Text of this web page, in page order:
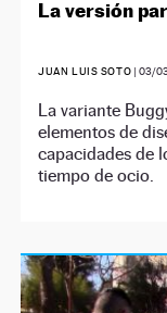
La versión
JUAN LUIS SOTO |03/
La variante
elementos de
capacidades de
tiempo de ocio.